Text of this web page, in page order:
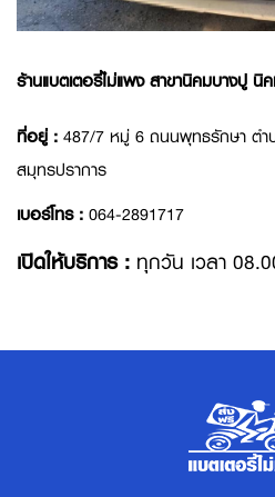
ร้านแบตเตอรี่ไม่แพง สาขานิคมบางปู นิ
ที่อยู่ : 487/7 หมู่ 6 ถนนพุทธรักษา ตำ
สมุทรปราการ
เบอร์โทร : 064-2891717
เปิดให้บริการ : ทุกวัน เวลา